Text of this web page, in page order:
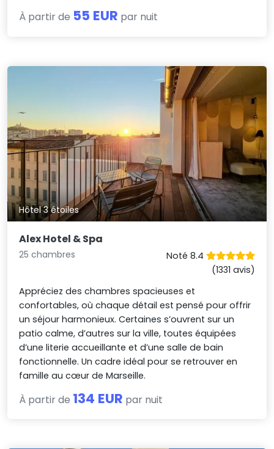
À partir de 55 EUR par nuit
Hôtel 3 étoiles
Alex Hotel & Spa
25 chambres
Noté 8.4
(1331 avis)
Appréciez des chambres spacieuses et
confortables, où chaque détail est pensé pour offrir
un séjour harmonieux. Certaines s’ouvrent sur un
patio calme, d’autres sur la ville, toutes équipées
d’une literie accueillante et d’une salle de bain
fonctionnelle. Un cadre idéal pour se retrouver en
famille au cœur de Marseille.
À partir de 134 EUR par nuit